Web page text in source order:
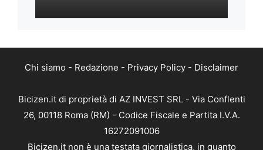
Chi siamo - Redazione - Privacy Policy - Disclaimer
Bicizen.it di proprietà di AZ INVEST SRL - Via Conflenti
26, 00118 Roma (RM) - Codice Fiscale e Partita I.V.A.
16272091006
Bicizen.it non è una testata giornalistica, in quanto